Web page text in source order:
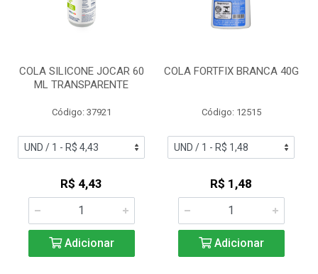
COLA SILICONE JOCAR 60
ML TRANSPARENTE
Código: 37921
R$ 4,43
Adicionar
COLA FORTFIX BRANCA 40G
Código: 12515
R$ 1,48
Adicionar